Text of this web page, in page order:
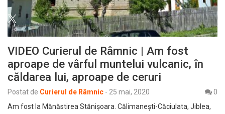
VIDEO Curierul de Râmnic | Am fost
aproape de vârful muntelui vulcanic, în
căldarea lui, aproape de ceruri
Postat de Curierul de Râmnic - 25 mai, 2020
0
Am fost la Mănăstirea Stănișoara. Călimanești-Căciulata, Jiblea,